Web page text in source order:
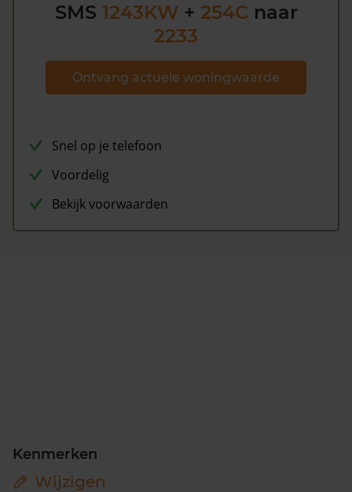
SMS 1243KW+ 254C naar
2233
Ontvang actuele woningwaarde
Snel op je telefoon
Voordelig
Bekijk voorwaarden
Kenmerken
Wijzigen